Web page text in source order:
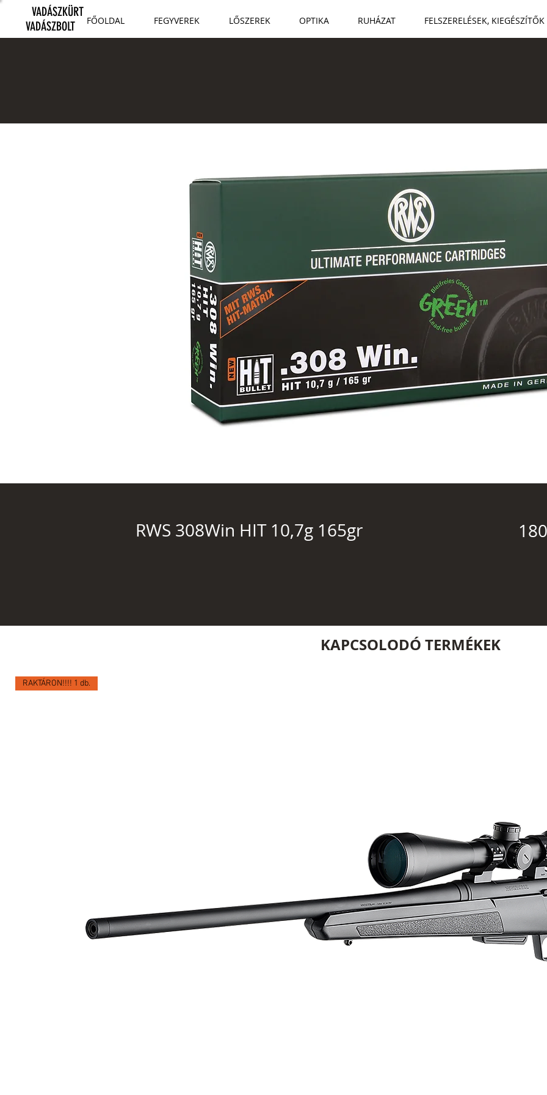
FŐOLDAL FEGYVEREK LŐSZEREK OPTIKA RUHÁZAT FELSZERELÉSEK, KIEGÉSZÍTŐK
VADÁSZKÜRT
VADÁSZBOLT
RWS 308Win HIT 10,7g 165gr
KAPCSOLODÓ TERMÉKEK
RAKTÁRON!!!! 1 db.